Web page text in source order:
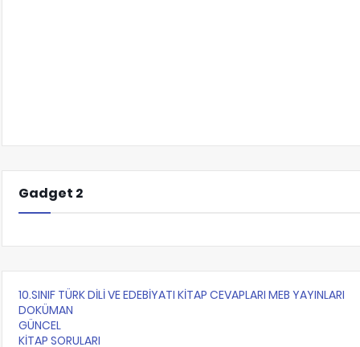
Gadget 2
10.SINIF TÜRK DİLİ VE EDEBİYATI KİTAP CEVAPLARI MEB YAYINLARI
DOKÜMAN
GÜNCEL
KİTAP SORULARI